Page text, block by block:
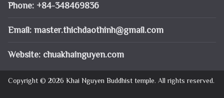
Phone: +84-348469836
Email: master.thichdaothinh@gmail.com
Website: chuakhainguyen.com
Copyright © 2026 Khai Nguyen Buddhist temple. All rights reserved.